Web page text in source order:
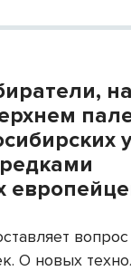
О новых